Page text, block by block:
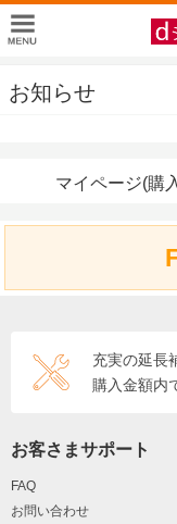
お知らせ
マイページ(購
充実の延長
購入金額内
お客さまサポート
FAQ
お問い合わせ